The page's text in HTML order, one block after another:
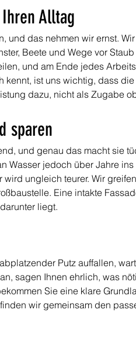
Alltag
das nehmen wir ernst.
Beete und Wege vor
und am Ende jedes
ist uns wichtig, dass
dazu, nicht als Zugabe
sparen
und genau das macht sie
Wasser jedoch über Jahre
ungleich teurer. Wir
Eine intakte
liegt.
Putz auffallen,
sagen Ihnen ehrlich, was
Sie eine klare
wir gemeinsam den